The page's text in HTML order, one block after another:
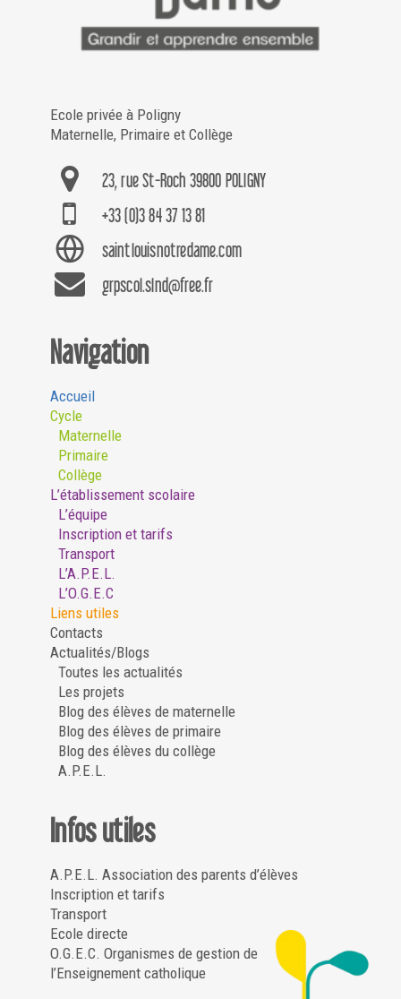
Ecole privée à Poligny
Maternelle, Primaire et Collège
23, rue St-Roch 39800 POLIGNY
+33 (0)3 84 37 13 81
saintlouisnotredame.com
grpscol.slnd@free.fr
Navigation
Accueil
Cycle
Maternelle
Primaire
Collège
L’établissement scolaire
L’équipe
Inscription et tarifs
Transport
L’A.P.E.L.
L’O.G.E.C
Liens utiles
Contacts
Actualités/Blogs
Toutes les actualités
Les projets
Blog des élèves de maternelle
Blog des élèves de primaire
Blog des élèves du collège
A.P.E.L.
Infos utiles
A.P.E.L. Association des parents d’élèves
Inscription et tarifs
Transport
Ecole directe
O.G.E.C. Organismes de gestion de
l’Enseignement catholique